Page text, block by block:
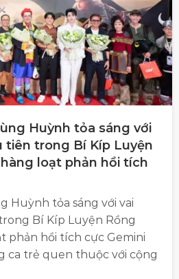
Huỳnh tỏa sáng với
tiên trong Bí Kíp Luyện
loạt phản hồi tích
Huỳnh tỏa sáng với vai
Bí Kíp Luyện Rồng
phản hồi tích cực Gemini
ca trẻ quen thuộc với cộng